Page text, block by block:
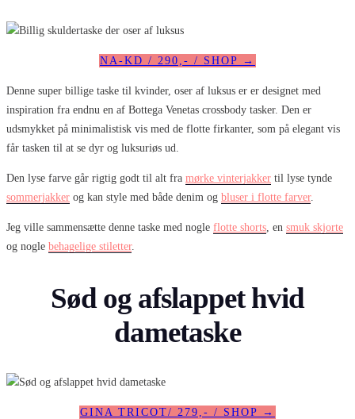
NA-KD / 290,- / SHOP →
Denne super billige taske til kvinder, oser af luksus er er designet med
inspiration fra endnu en af Bottega Venetas crossbody tasker. Den er
udsmykket på minimalistisk vis med de flotte firkanter, som på elegant vis
får tasken til at se dyr og luksuriøs ud.
Den lyse farve går rigtig godt til alt fra mørke vinterjakker til lyse tynde
sommerjakker og kan style med både denim og bluser i flotte farver.
Jeg ville sammensætte denne taske med nogle flotte shorts, en smuk skjorte
og nogle behagelige stiletter.
Sød og afslappet hvid
dametaske
GINA TRICOT/ 279,- / SHOP →